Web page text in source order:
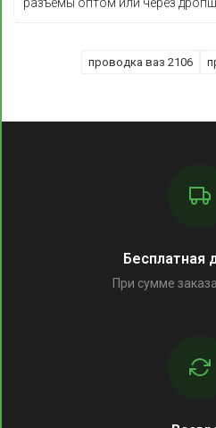
проводка ваз 2106
Бесплатная
При сумме